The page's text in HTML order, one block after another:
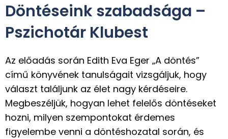
Döntéseink szabadsága –
Pszichotár Klubest
Az előadás során Edith Eva Eger „A döntés”
című könyvének tanulságait vizsgáljuk, hogy
választ találjunk az élet nagy kérdéseire.
Megbeszéljük, hogyan lehet felelős döntéseket
hozni, milyen szempontokat érdemes
figyelembe venni a döntéshozatal során, és